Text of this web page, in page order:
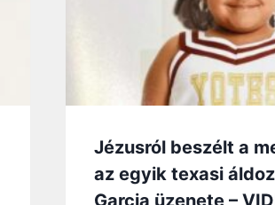
Jézusról beszélt a
az egyik texasi
Garcia üzenete –